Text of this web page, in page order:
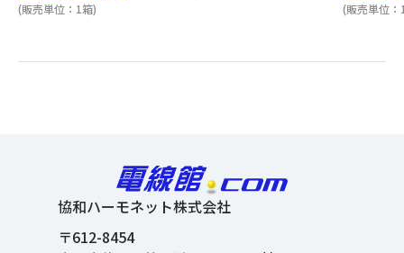
(販売単位：1箱) (販売単位：
協和ハーモネット株式会社
〒612-8454